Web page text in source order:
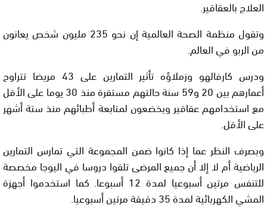
العلاج بالعقاقير.
وتقول منظمة الصحة العالمية إن نحو 235 مليون شخص يعانون
من الربو في العالم.
ودرس كارفالهو وزملاؤه تأثير التمارين على 43 مريضا تتراوح
أعمارهم بين 20 و59 سنة حالتهم مستقرة منذ 30 يوما على الأقل
مع استخدامهم عقاقير ويخضعون لمتابعة أطبائهم منذ ستة أشهر
على الأقل.
وبصرف النظر عما إذا كانوا ضمن المجموعة التي تمارس التمارين
الرياضية أم لا إلا أن جميع المرضى تلقوا دروسا في اليوجا مخصصة
للتنفس مرتين أسبوعيا لمدة 12 أسبوعا. كما استخدموا أجهزة
المشي الكهربائية لمدة 35 دقيقة مرتين أسبوعيا.